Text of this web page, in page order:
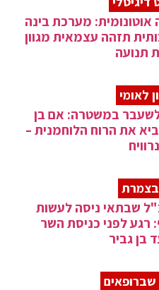
אוטונומית: מערכת בינה
תזהה עצמאית מגוון
תנועה
לאומי
במשטרה: אם בן
את הרוח הלוחמנית –
שבתאי ניסה לעשות
רגע לפני כניסת השר
בן גביר